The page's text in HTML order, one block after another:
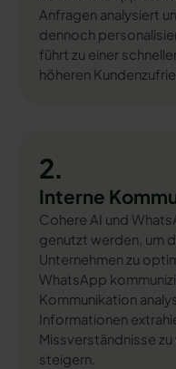
Anfragen analysiert
dennoch
führt zu einer
höheren
2.
Interne
Cohere AI und
genutzt werden, um
Unternehmen zu
WhatsApp
Kommunikation
Informationen
Missverständnisse
steigern.